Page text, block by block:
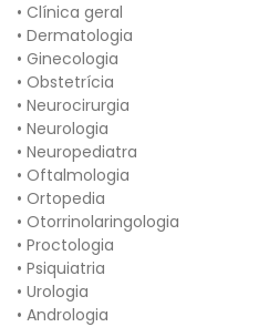
• Clínica geral
• Dermatologia
• Ginecologia
• Obstetrícia
• Neurocirurgia
• Neurologia
• Neuropediatra
• Oftalmologia
• Ortopedia
• Otorrinolaringologia
• Proctologia
• Psiquiatria
• Urologia
• Andrologia